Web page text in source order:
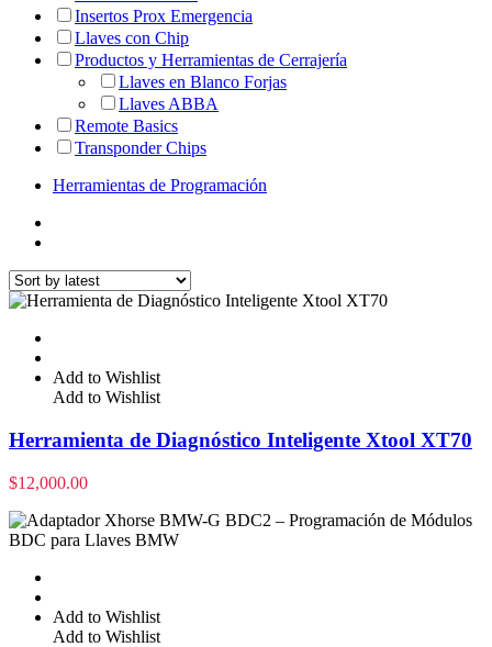
Insertos Prox Emergencia
Llaves con Chip
Productos y Herramientas de Cerrajería
Llaves en Blanco Forjas
Llaves ABBA
Remote Basics
Transponder Chips
Herramientas de Programación
Add to Wishlist
Add to Wishlist
Herramienta de Diagnóstico Inteligente Xtool XT70
$12,000.00
Add to Wishlist
Add to Wishlist